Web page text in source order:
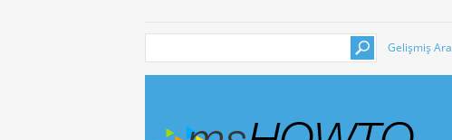
Gelişmiş Ara